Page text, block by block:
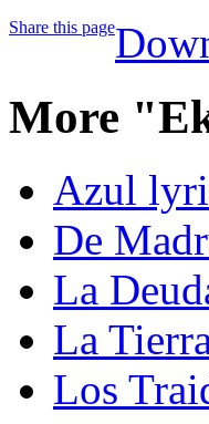
Share this page
More
Azul
De
La
La
Los